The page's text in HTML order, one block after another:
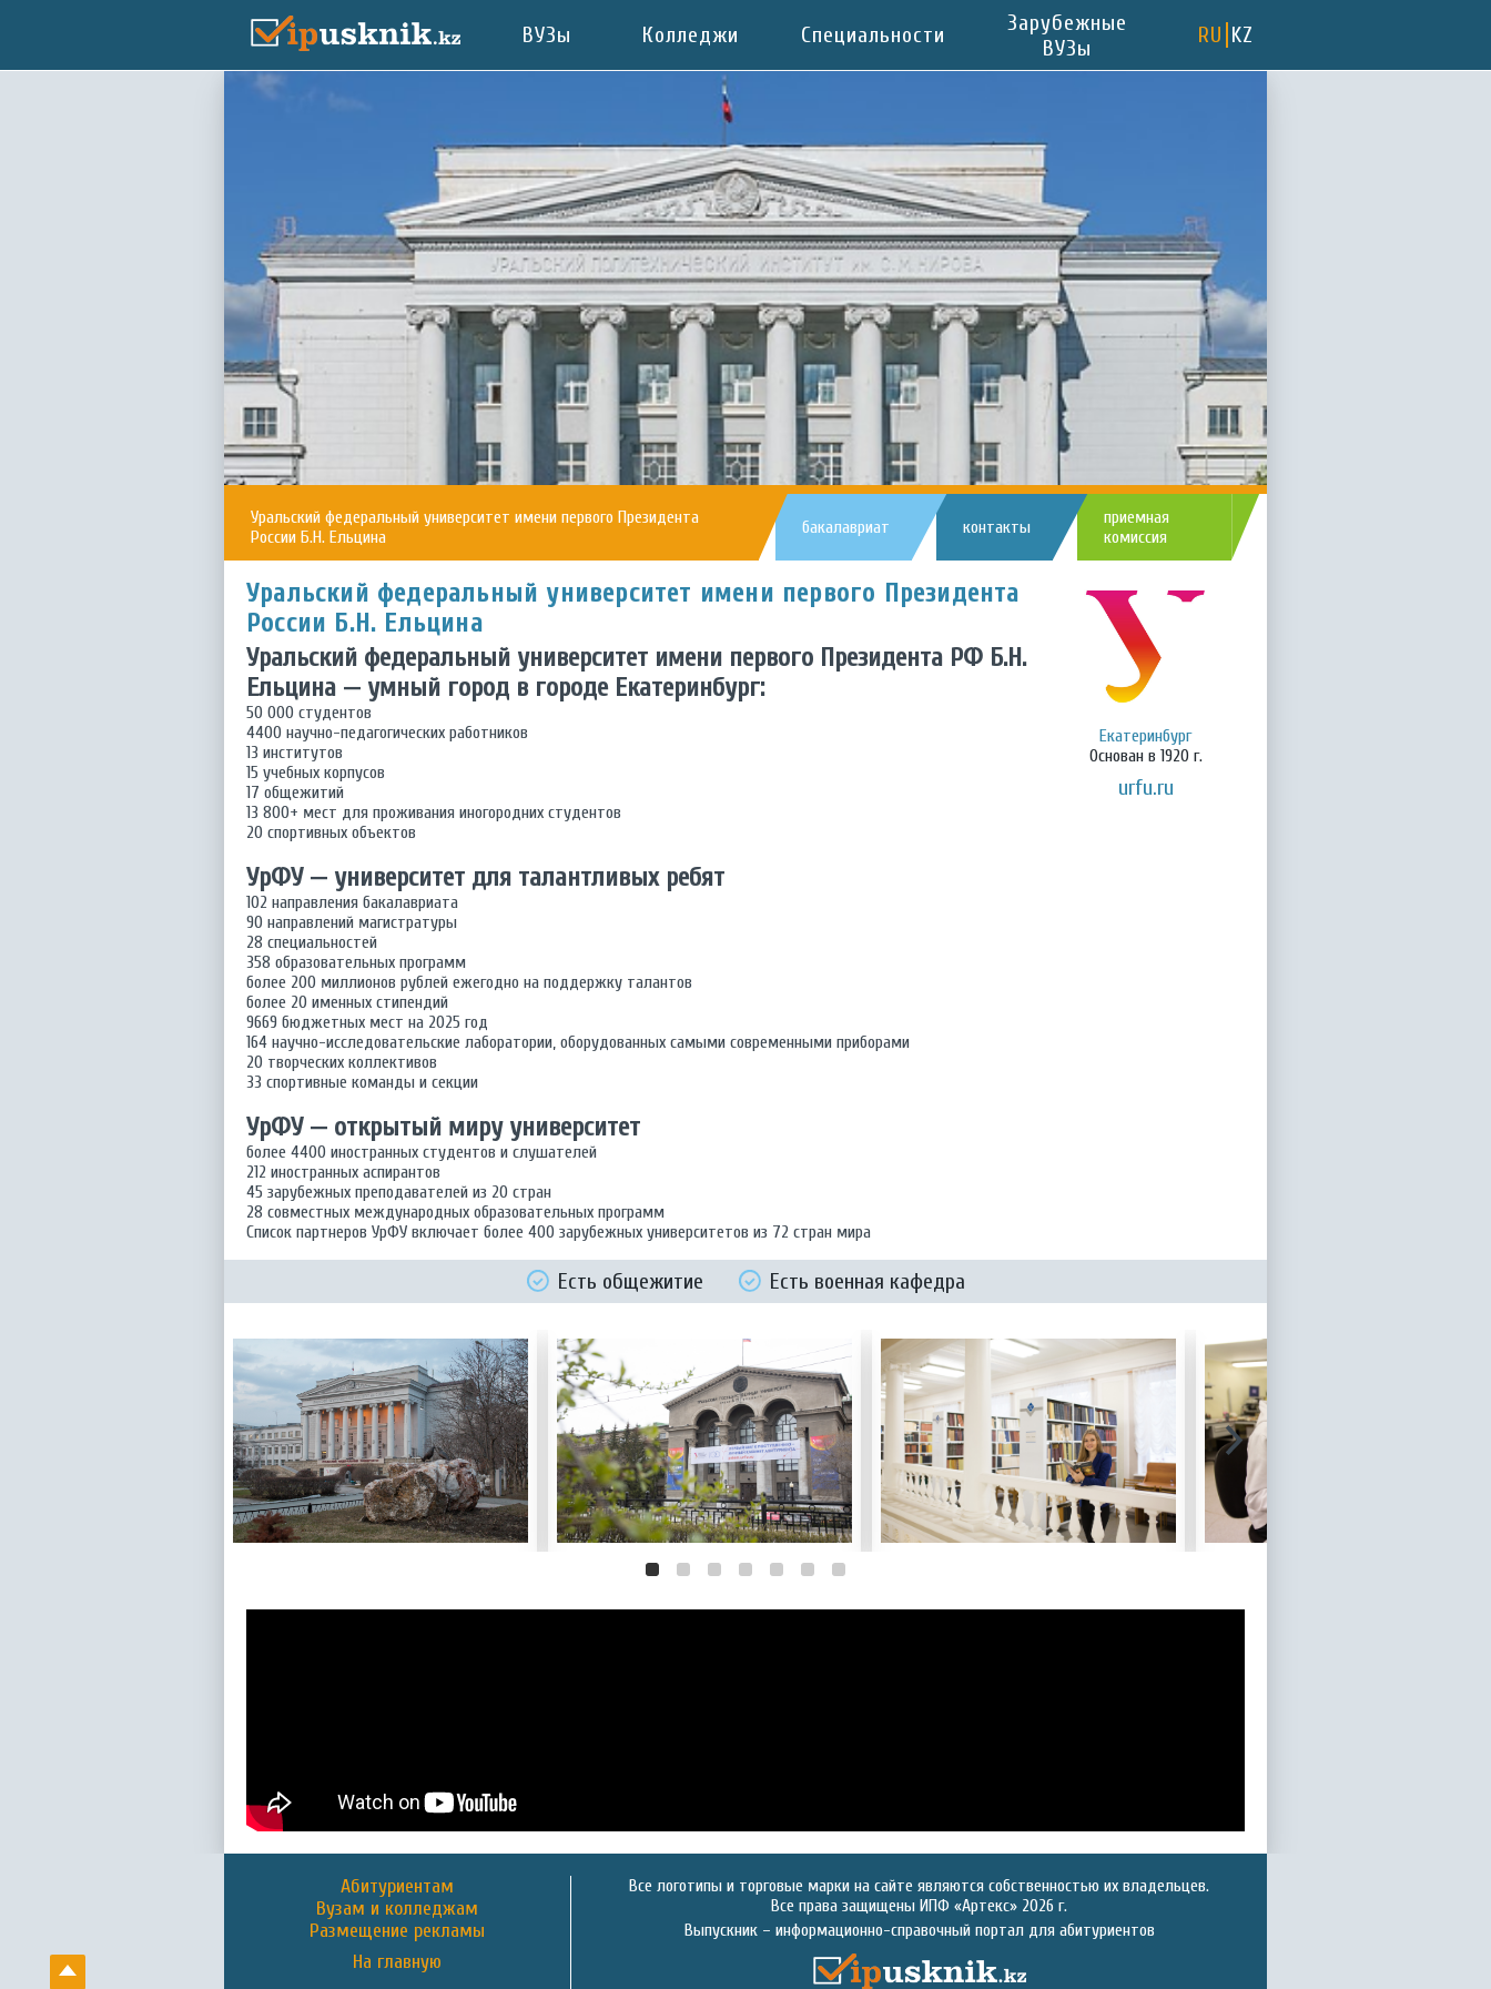
ВУЗы Колледжи Специальности
Зарубежные
ВУЗы
RU KZ
Уральский федеральный университет имени первого Президента
России Б.Н. Ельцина
бакалавриат контакты
приемная
комиссия
Уральский федеральный университет имени первого Президента
России Б.Н. Ельцина
Уральский федеральный университет имени первого Президента РФ Б.Н.
Ельцина — умный город в городе Екатеринбург:
50 000 студентов
4400 научно-педагогических работников
13 институтов
15 учебных корпусов
17 общежитий
13 800+ мест для проживания иногородних студентов
20 спортивных объектов
УрФУ — университет для талантливых ребят
102 направления бакалавриата
90 направлений магистратуры
28 специальностей
358 образовательных программ
более 200 миллионов рублей ежегодно на поддержку талантов
более 20 именных стипендий
9669 бюджетных мест на 2025 год
164 научно-исследовательские лаборатории, оборудованных самыми современными приборами
20 творческих коллективов
33 спортивные команды и секции
УрФУ — открытый миру университет
более 4400 иностранных студентов и слушателей
212 иностранных аспирантов
45 зарубежных преподавателей из 20 стран
28 совместных международных образовательных программ
Список партнеров УрФУ включает более 400 зарубежных университетов из 72 стран мира
Екатеринбург
Основан в 1920 г.
urfu.ru
Есть общежитие Есть военная кафедра
Абитуриентам
Вузам и колледжам
Размещение рекламы
На главную
Все логотипы и торговые марки на сайте являются собственностью их владельцев.
Все права защищены ИПФ «Артекс» 2026 г.
Выпускник – информационно-справочный портал для абитуриентов